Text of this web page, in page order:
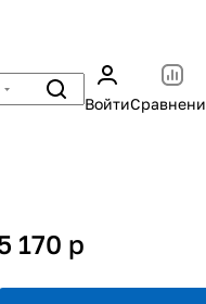
Войти
170 p